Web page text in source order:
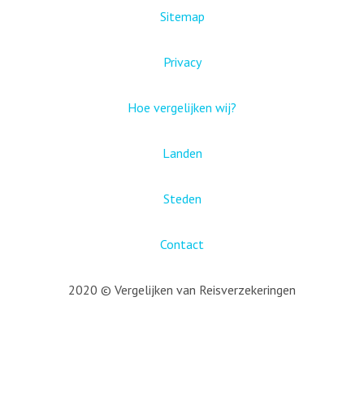
Sitemap
Privacy
Hoe vergelijken wij?
Landen
Steden
Contact
2020 © Vergelijken van Reisverzekeringen